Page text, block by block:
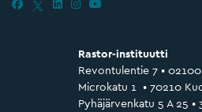
Rastor-instituutti
Revontulentie 7 •
Microkatu 1 • 70210
Pyhäjärvenkatu 5 A 25 •